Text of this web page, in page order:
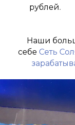
рублей.
Наши
себе Сеть